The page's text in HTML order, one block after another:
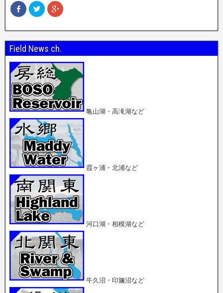
F
a
b
o
k
で
共
有
(
新
し
い
ウ
ィ
ン
ウ
で
開
き
ま
す
)
ク
リ
し
T
w
i
t
t
e
r
で
共
有
(
新
い
ウ
ィ
ン
ド
ウ
で
開
き
ま
す
)
ク
リ
し
G
o
o
g
l
e
+
で
有
(
新
い
ン
ド
ウ
で
開
き
ま
す
)
Field News ch.
亀山湖・高滝湖など
霞ヶ浦・北浦など
河口湖・相模湖など
牛久沼・印旛沼など